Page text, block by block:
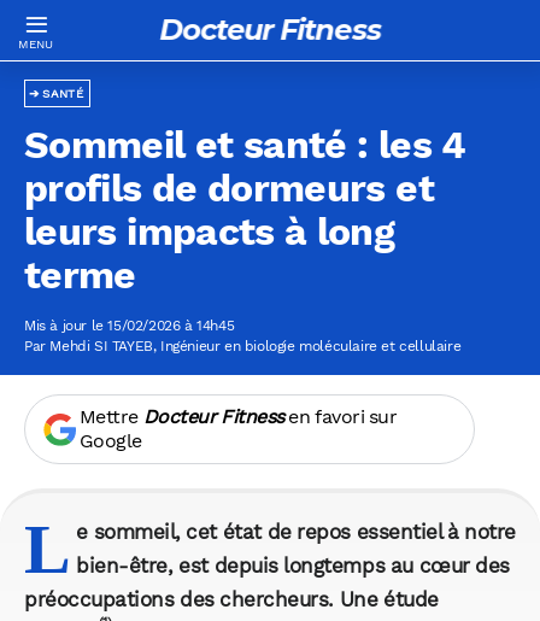
Docteur Fitness
SANTÉ
Sommeil et santé : les 4
profils de dormeurs et
leurs impacts à long
terme
Mis à jour le 15/02/2026 à 14h45
Par Mehdi SI TAYEB, Ingénieur en biologie moléculaire et cellulaire
Mettre Docteur Fitnessen favori sur
Google
L e sommeil, cet état de repos essentiel à notre
bien-être, est depuis longtemps au cœur des
préoccupations des chercheurs. Une étude